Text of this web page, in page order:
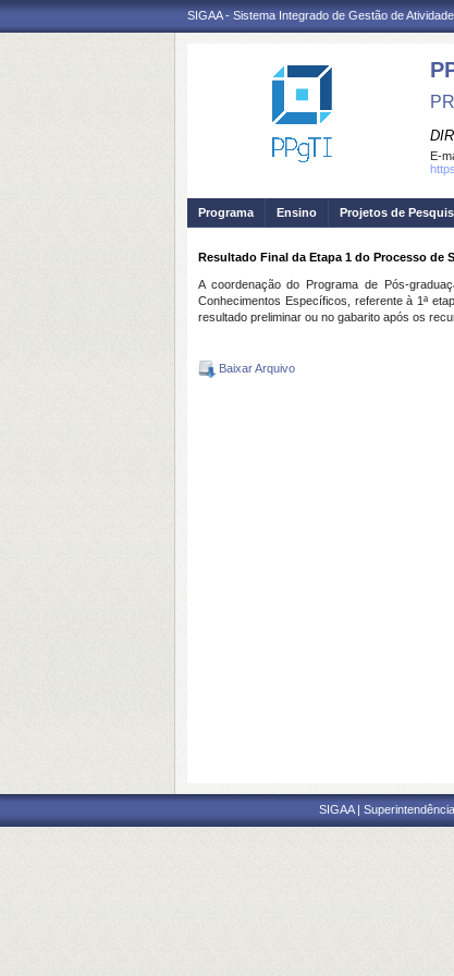
SIGAA - Sistema Integrado de Gestão de
E-
Programa Ensino Projetos de
Resultado Final da Etapa 1 do Processo de
A coordenação do Programa de Pós-
Conhecimentos Específicos, referente à 1ª
resultado preliminar ou no gabarito após os
Baixar Arquivo
SIGAA |